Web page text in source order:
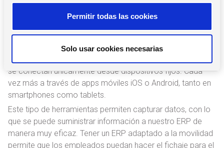
n
m
t
o
Permitir todas las cookies
Solo usar cookies necesarias
Por último, otra de las tendencias ERP en 2021 que no hay
que olvidar es la movilidad. Nos hallamos inmersos en una
se conectan únicamente desde dispositivos fijos. Cada
vez más a través de apps móviles iOS o Android, tanto en
smartphones como tablets.
Este tipo de herramientas permiten capturar datos, con lo
que se puede suministrar información a nuestro ERP de
manera muy eficaz. Tener un ERP adaptado a la movilidad
permite que los empleados puedan hacer el fichaje para el